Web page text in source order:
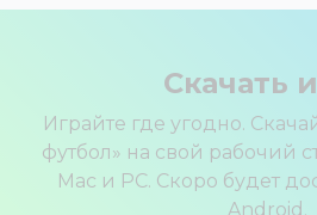
Скачать
Играйте где угодно.
футбол» на свой рабочий
Mac и PC. Скоро будет
Android.